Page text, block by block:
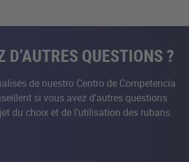
D’AUTRES QUESTIONS ?
de nuestro Centro de Competencia
si vous avez d’autres questions
du choix et de l’utilisation des rubans.